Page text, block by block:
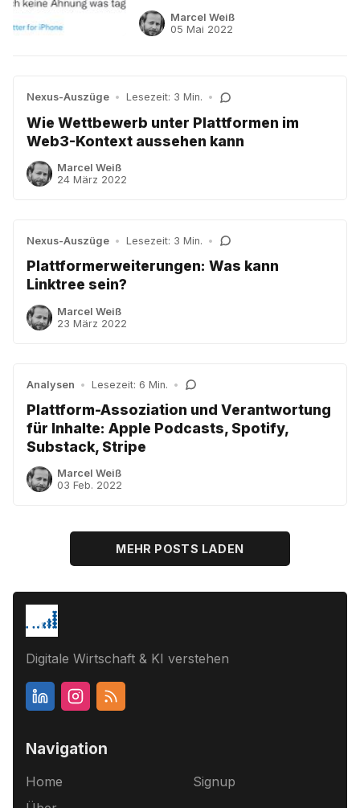
Marcel Weiß
05 Mai 2022
Nexus-Auszüge • Lesezeit: 3 Min. •
Wie Wettbewerb unter Plattformen im
Web3-Kontext aussehen kann
Marcel Weiß
24 März 2022
Nexus-Auszüge • Lesezeit: 3 Min. •
Plattformerweiterungen: Was kann
Linktree sein?
Marcel Weiß
23 März 2022
Analysen • Lesezeit: 6 Min. •
Plattform-Assoziation und Verantwortung
für Inhalte: Apple Podcasts, Spotify,
Substack, Stripe
Marcel Weiß
03 Feb. 2022
MEHR POSTS LADEN
Digitale Wirtschaft & KI verstehen
Navigation
Home
Signup